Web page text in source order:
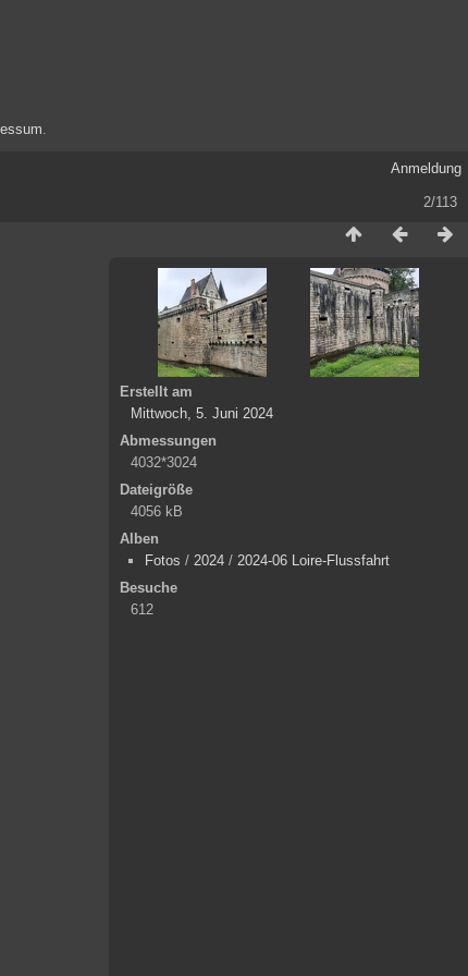
Anmeldung
2/113
Erstellt am
Mittwoch, 5. Juni 2024
Abmessungen
4032*3024
Dateigröße
4056 kB
Alben
Fotos / 2024 / 2024-06 Loire-Flussfahrt
Besuche
612